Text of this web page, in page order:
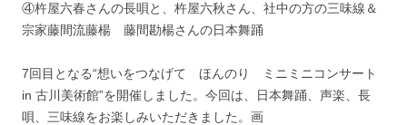
④杵屋六春さんの長唄と、杵屋六秋さん、社中の方の三味線＆
宗家藤間流藤楊 藤間勘楊さんの日本舞踊
7回目となる“想いをつなげて ほんのり ミニミニコンサート
in 古川美術館”を開催しました。今回は、日本舞踊、声楽、長
唄、三味線をお楽しみいただきました。画